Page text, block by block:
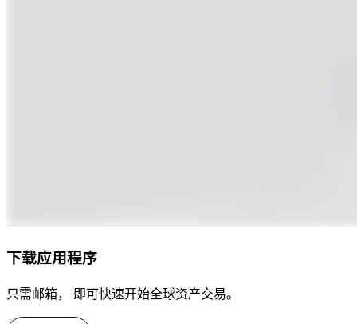
下载应用程序
只需邮箱， 即可快速开始全球资产交易。